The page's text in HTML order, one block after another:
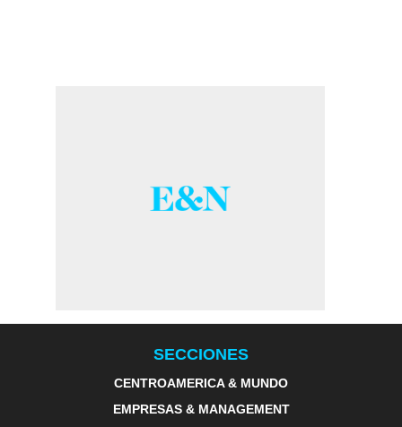
SECCIONES
CENTROAMERICA & MUNDO
EMPRESAS & MANAGEMENT